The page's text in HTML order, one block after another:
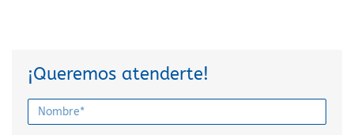
¡Queremos atenderte!